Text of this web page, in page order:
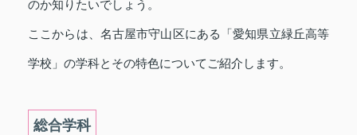
のか知りたいでしょう。
ここからは、名古屋市守山区にある「愛知県立緑丘高等
学校」の学科とその特色についてご紹介します。
総合学科